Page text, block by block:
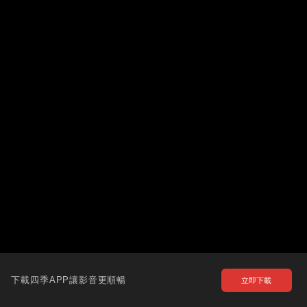
下載四季APP讓影音更順暢 立即下載